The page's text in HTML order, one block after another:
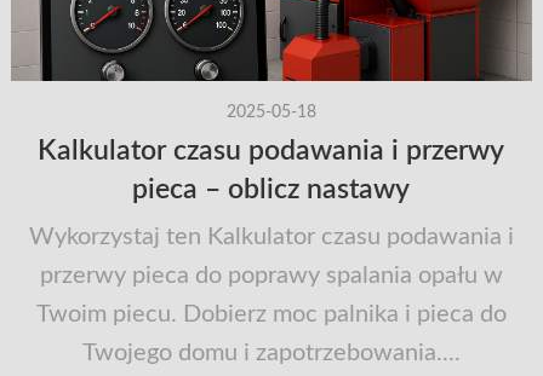
2025-05-18
Kalkulator czasu podawania i przerwy
pieca – oblicz nastawy
Wykorzystaj ten Kalkulator czasu podawania i
przerwy pieca do poprawy spalania opału w
Twoim piecu. Dobierz moc palnika i pieca do
Twojego domu i zapotrzebowania....